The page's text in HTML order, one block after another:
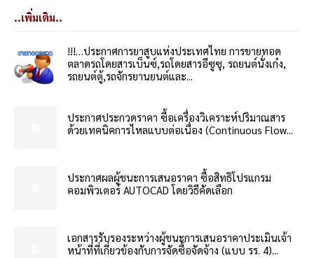
..เพิ่มเติม..
!!!…ประกาศการยาสูบแห่งประเทศไทย การขายทอด
ตลาดรถโดยสารเบ็นซ์,รถโดยสารอีซูซุ, รถยนต์นั่งเก๋ง,
รถยนต์ตู้,รถจักรยานยนต์และ...
ประกาศประกวดราคา ซื้อเครื่องวิเคราะห์ปริมาณสาร
ด้วยเทคนิคการไหลแบบต่อเนื่อง (Continuous Flow...
ประกาศผลผู้ชนะการเสนอราคา ซื้อสิทธิโปรแกรม
คอมพิวเตอร์ AUTOCAD โดยวิธีคัดเลือก
เอกสารรับรองระหว่างผู้ชนะการเสนอราคาประเมินเจ้า
หน้าที่ที่เกี่ยวข้องกับการจัดซื้อจัดจ้าง (แบบ รร. 4)...